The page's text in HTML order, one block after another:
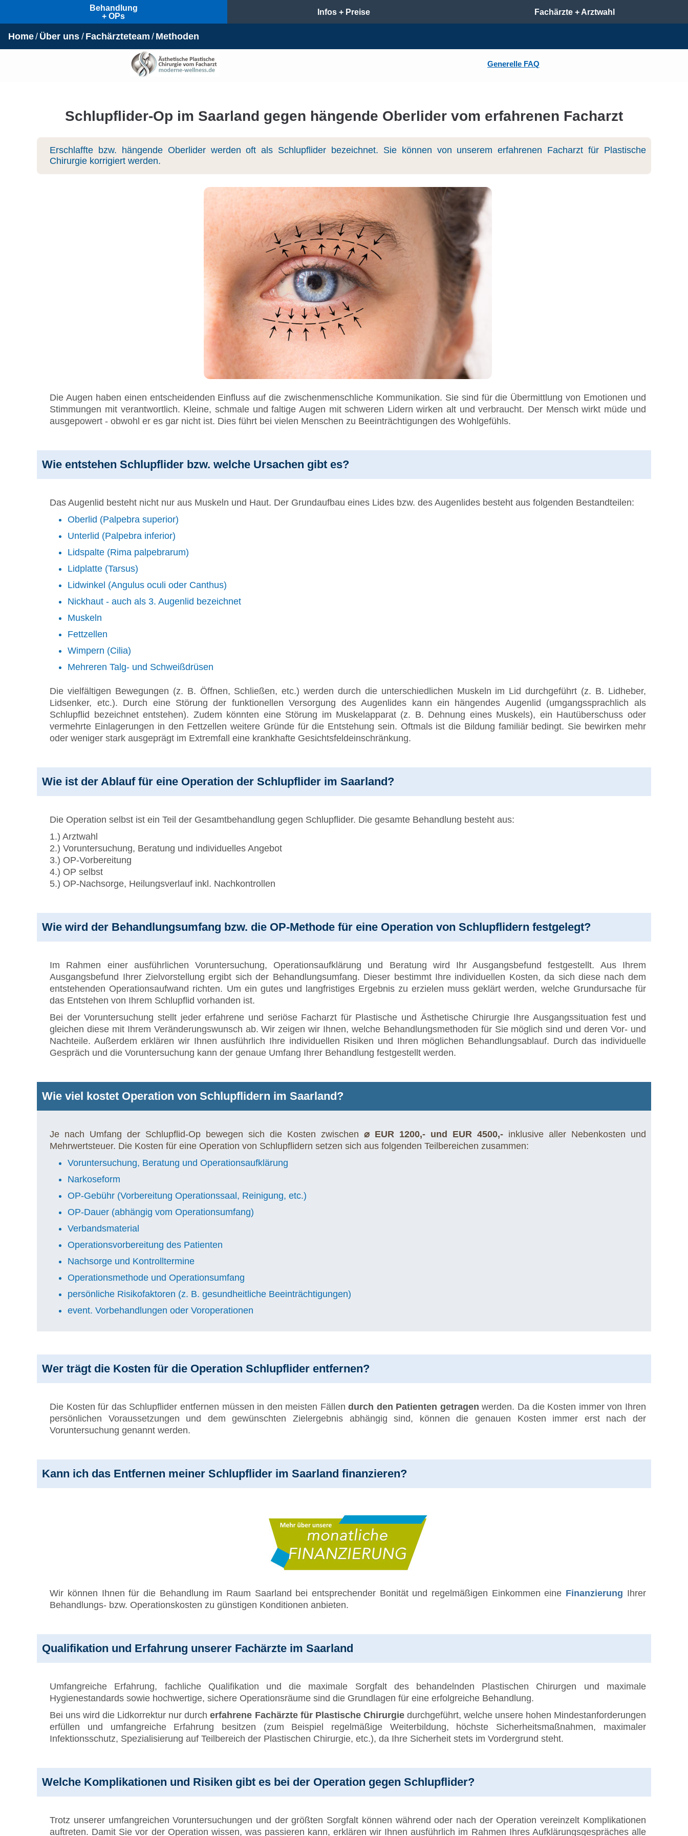
Generelle FAQ
Behandlung
+ OPs
Infos + Preise Fachärzte + Arztwahl
Home Über uns Fachärzteteam Methoden
Schlupflider-Op im Saarland gegen hängende Oberlider vom erfahrenen Facharzt
Erschlaffte bzw. hängende Oberlider werden oft als Schlupflider bezeichnet. Sie können von unserem erfahrenen Facharzt für Plastische
Chirurgie korrigiert werden.
Die Augen haben einen entscheidenden Einfluss auf die zwischenmenschliche Kommunikation. Sie sind für die Übermittlung von Emotionen und
Stimmungen mit verantwortlich. Kleine, schmale und faltige Augen mit schweren Lidern wirken alt und verbraucht. Der Mensch wirkt müde und
ausgepowert - obwohl er es gar nicht ist. Dies führt bei vielen Menschen zu Beeinträchtigungen des Wohlgefühls.
Wie entstehen Schlupflider bzw. welche Ursachen gibt es?
Das Augenlid besteht nicht nur aus Muskeln und Haut. Der Grundaufbau eines Lides bzw. des Augenlides besteht aus folgenden Bestandteilen:
Oberlid (Palpebra superior)
Unterlid (Palpebra inferior)
Lidspalte (Rima palpebrarum)
Lidplatte (Tarsus)
Lidwinkel (Angulus oculi oder Canthus)
Nickhaut - auch als 3. Augenlid bezeichnet
Muskeln
Fettzellen
Wimpern (Cilia)
Mehreren Talg- und Schweißdrüsen
Die vielfältigen Bewegungen (z. B. Öffnen, Schließen, etc.) werden durch die unterschiedlichen Muskeln im Lid durchgeführt (z. B. Lidheber,
Lidsenker, etc.). Durch eine Störung der funktionellen Versorgung des Augenlides kann ein hängendes Augenlid (umgangssprachlich als
Schlupflid bezeichnet entstehen). Zudem könnten eine Störung im Muskelapparat (z. B. Dehnung eines Muskels), ein Hautüberschuss oder
vermehrte Einlagerungen in den Fettzellen weitere Gründe für die Entstehung sein. Oftmals ist die Bildung familiär bedingt. Sie bewirken mehr
oder weniger stark ausgeprägt im Extremfall eine krankhafte Gesichtsfeldeinschränkung.
Wie ist der Ablauf für eine Operation der Schlupflider im Saarland?
Die Operation selbst ist ein Teil der Gesamtbehandlung gegen Schlupflider. Die gesamte Behandlung besteht aus:
1.) Arztwahl
2.) Voruntersuchung, Beratung und individuelles Angebot
3.) OP-Vorbereitung
4.) OP selbst
5.) OP-Nachsorge, Heilungsverlauf inkl. Nachkontrollen
Wie wird der Behandlungsumfang bzw. die OP-Methode für eine Operation von Schlupflidern festgelegt?
Im Rahmen einer ausführlichen Voruntersuchung, Operationsaufklärung und Beratung wird Ihr Ausgangsbefund festgestellt. Aus Ihrem
Ausgangsbefund Ihrer Zielvorstellung ergibt sich der Behandlungsumfang. Dieser bestimmt Ihre individuellen Kosten, da sich diese nach dem
entstehenden Operationsaufwand richten. Um ein gutes und langfristiges Ergebnis zu erzielen muss geklärt werden, welche Grundursache für
das Entstehen von Ihrem Schlupflid vorhanden ist.
Bei der Voruntersuchung stellt jeder erfahrene und seriöse Facharzt für Plastische und Ästhetische Chirurgie Ihre Ausgangssituation fest und
gleichen diese mit Ihrem Veränderungswunsch ab. Wir zeigen wir Ihnen, welche Behandlungsmethoden für Sie möglich sind und deren Vor- und
Nachteile. Außerdem erklären wir Ihnen ausführlich Ihre individuellen Risiken und Ihren möglichen Behandlungsablauf. Durch das individuelle
Gespräch und die Voruntersuchung kann der genaue Umfang Ihrer Behandlung festgestellt werden.
Wie viel kostet Operation von Schlupflidern im Saarland?
Je nach Umfang der Schlupflid-Op bewegen sich die Kosten zwischen ⌀ EUR 1200,- und EUR 4500,-inklusive aller Nebenkosten und
Mehrwertsteuer. Die Kosten für eine Operation von Schlupflidern setzen sich aus folgenden Teilbereichen zusammen:
Voruntersuchung, Beratung und Operationsaufklärung
Narkoseform
OP-Gebühr (Vorbereitung Operationssaal, Reinigung, etc.)
OP-Dauer (abhängig vom Operationsumfang)
Verbandsmaterial
Operationsvorbereitung des Patienten
Nachsorge und Kontrolltermine
Operationsmethode und Operationsumfang
persönliche Risikofaktoren (z. B. gesundheitliche Beeinträchtigungen)
event. Vorbehandlungen oder Voroperationen
Wer trägt die Kosten für die Operation Schlupflider entfernen?
Die Kosten für das Schlupflider entfernen müssen in den meisten Fällendurch den Patienten getragen werden. Da die Kosten immer von Ihren
persönlichen Voraussetzungen und dem gewünschten Zielergebnis abhängig sind, können die genauen Kosten immer erst nach der
Voruntersuchung genannt werden.
Kann ich das Entfernen meiner Schlupflider im Saarland finanzieren?
Wir können Ihnen für die Behandlung im Raum Saarland bei entsprechender Bonität und regelmäßigen Einkommen eine Finanzierung Ihrer
Behandlungs- bzw. Operationskosten zu günstigen Konditionen anbieten.
Qualifikation und Erfahrung unserer Fachärzte im Saarland
Umfangreiche Erfahrung, fachliche Qualifikation und die maximale Sorgfalt des behandelnden Plastischen Chirurgen und maximale
Hygienestandards sowie hochwertige, sichere Operationsräume sind die Grundlagen für eine erfolgreiche Behandlung.
Bei uns wird die Lidkorrektur nur durcherfahrene Fachärzte für Plastische Chirurgiedurchgeführt, welche unsere hohen Mindestanforderungen
erfüllen und umfangreiche Erfahrung besitzen (zum Beispiel regelmäßige Weiterbildung, höchste Sicherheitsmaßnahmen, maximaler
Infektionsschutz, Spezialisierung auf Teilbereich der Plastischen Chirurgie, etc.), da Ihre Sicherheit stets im Vordergrund steht.
Welche Komplikationen und Risiken gibt es bei der Operation gegen Schlupflider?
Trotz unserer umfangreichen Voruntersuchungen und der größten Sorgfalt können während oder nach der Operation vereinzelt Komplikationen
auftreten. Damit Sie vor der Operation wissen, was passieren kann, erklären wir Ihnen ausführlich im Rahmen Ihres Aufklärungsgespräches alle